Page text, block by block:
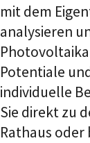
mit dem
analysieren
Potentiale
individuelle
Sie direkt zu
Rathaus